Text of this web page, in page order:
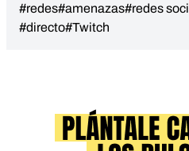
#redes#amenazas#redes
#directo#Twitch